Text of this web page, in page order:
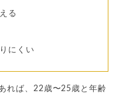
る
にくい
れば、22歳〜25歳と年齢